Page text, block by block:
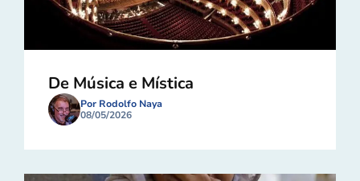
De Música e Mística
Por Rodolfo Naya
08/05/2026